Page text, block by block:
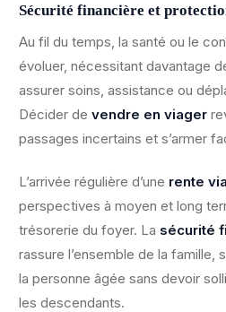
Sécurité financière et
Au fil du temps, la santé ou le
évoluer, nécessitant davantage
assurer soins, assistance ou
Décider de vendre en viager
passages incertains et s’armer
L’arrivée régulière d’une rente
perspectives à moyen et long
trésorerie du foyer. La sécurité
rassure l’ensemble de la famille,
la personne âgée sans devoir
les descendants.